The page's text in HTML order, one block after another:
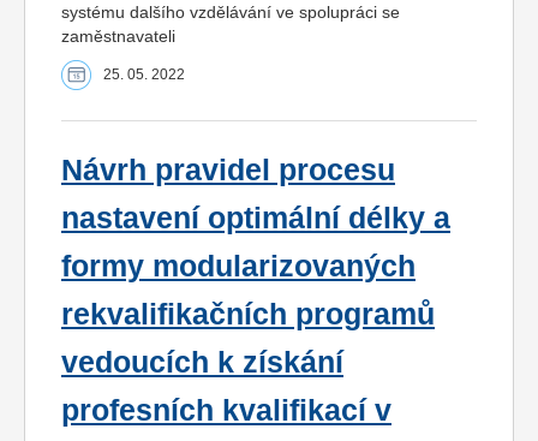
systému dalšího vzdělávání ve spolupráci se
zaměstnavateli
25. 05. 2022
Návrh pravidel procesu
nastavení optimální délky a
formy modularizovaných
rekvalifikačních programů
vedoucích k získání
profesních kvalifikací v